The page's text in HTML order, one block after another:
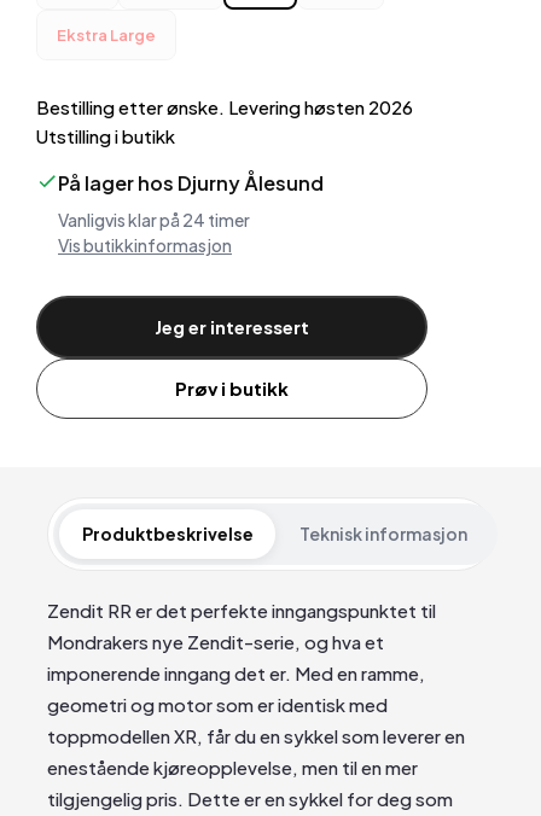
Ekstra Large
Bestilling etter ønske. Levering høsten 2026
Utstilling i butikk
På lager hos Djurny Ålesund
Vanligvis klar på 24 timer
Vis butikkinformasjon
Jeg er interessert
Prøv i butikk
Produktbeskrivelse Teknisk informasjon
Zendit RR er det perfekte inngangspunktet til
Mondrakers nye Zendit-serie, og hva et
imponerende inngang det er. Med en ramme,
geometri og motor som er identisk med
toppmodellen XR, får du en sykkel som leverer en
enestående kjøreopplevelse, men til en mer
tilgjengelig pris. Dette er en sykkel for deg som